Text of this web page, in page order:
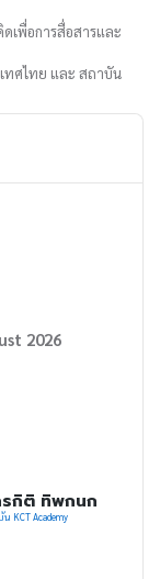
เพื่อการสื่อสารและ
ทศไทย และ สถาบัน
2026
รกิติ ทิพกนก
KCT Academy